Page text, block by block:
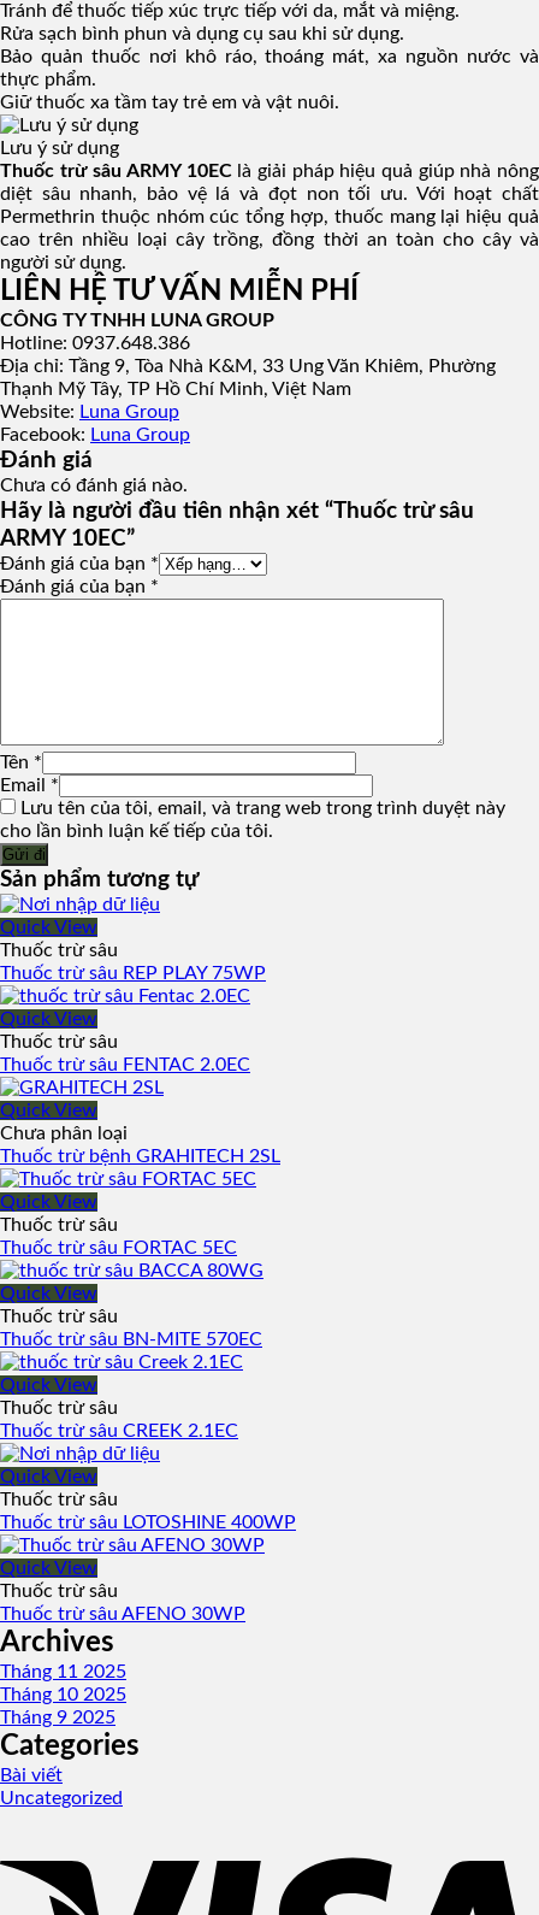
Tránh để thuốc tiếp xúc trực tiếp với da, mắt và miệng.
Rửa sạch bình phun và dụng cụ sau khi sử dụng.
Bảo quản thuốc nơi khô ráo, thoáng mát, xa nguồn nước và
thực phẩm.
Giữ thuốc xa tầm tay trẻ em và vật nuôi.
Lưu ý sử dụng
Thuốc trừ sâu ARMY 10EClà giải pháp hiệu quả giúp nhà nông
diệt sâu nhanh, bảo vệ lá và đọt non tối ưu. Với hoạt chất
Permethrin thuộc nhóm cúc tổng hợp, thuốc mang lại hiệu quả
cao trên nhiều loại cây trồng, đồng thời an toàn cho cây và
người sử dụng.
LIÊN HỆ TƯ VẤN MIỄN PHÍ
CÔNG TY TNHH LUNA GROUP
Hotline: 0937.648.386
Địa chỉ: Tầng 9, Tòa Nhà K&M, 33 Ung Văn Khiêm, Phường
Thạnh Mỹ Tây, TP Hồ Chí Minh, Việt Nam
Website: Luna Group
Facebook: Luna Group
Đánh giá
Chưa có đánh giá nào.
Hãy là người đầu tiên nhận xét “Thuốc trừ sâu
ARMY 10EC”
Đánh giá của bạn *
Đánh giá của bạn *
Tên *
Email *
Lưu tên của tôi, email, và trang web trong trình duyệt này
cho lần bình luận kế tiếp của tôi.
Sản phẩm tương tự
Quick View
Thuốc trừ sâu
Thuốc trừ sâu REP PLAY 75WP
Quick View
Thuốc trừ sâu
Thuốc trừ sâu FENTAC 2.0EC
Quick View
Chưa phân loại
Thuốc trừ bệnh GRAHITECH 2SL
Quick View
Thuốc trừ sâu
Thuốc trừ sâu FORTAC 5EC
Quick View
Thuốc trừ sâu
Thuốc trừ sâu BN-MITE 570EC
Quick View
Thuốc trừ sâu
Thuốc trừ sâu CREEK 2.1EC
Quick View
Thuốc trừ sâu
Thuốc trừ sâu LOTOSHINE 400WP
Quick View
Thuốc trừ sâu
Thuốc trừ sâu AFENO 30WP
Archives
Tháng 11 2025
Tháng 10 2025
Tháng 9 2025
Categories
Bài viết
Uncategorized